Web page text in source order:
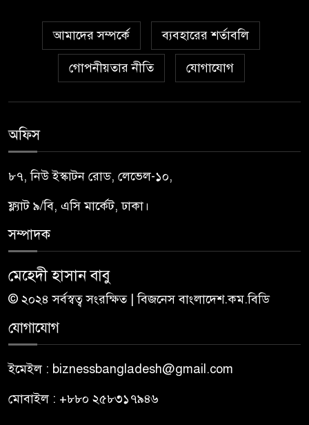
আমাদের সম্পর্কে ব্যবহারের শর্তাবলি
গোপনীয়তার নীতি যোগাযোগ
অফিস
৮৭, নিউ ইস্কাটন রোড, লেভেল-১০,
ফ্ল্যাট ৯/বি, এসি মার্কেট, ঢাকা।
সম্পাদক
মেহেদী হাসান বাবু
© ২০২৪ সর্বস্বত্ব সংরক্ষিত | বিজনেস বাংলাদেশ.কম.বিডি
যোগাযোগ
ইমেইল : biznessbangladesh@gmail.com
মোবাইল : +৮৮০ ২৫৮৩১৭৯৪৬